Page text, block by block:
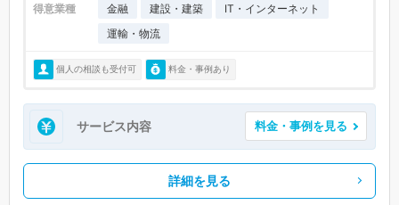
得意業種 金融 建設・建築
IT・インターネット
運輸・物流
個人の相談も受付可 料金・事例あり
サービス内容 料金・事例を見る
詳細を見る